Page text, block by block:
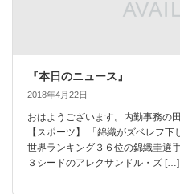
『本日のニュース』
2018年4月22日
おはようございます。内勤事務の
【スポーツ】 「錦織がズベレフ下
世界ランキング３６位の錦織圭選
３シードのアレクサンドル・ズ […]